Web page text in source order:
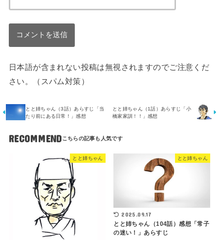
日本語が含まれない投稿は無視されますのでご注意くだ
さい。（スパム対策）
とと姉ちゃん（3話）あらすじ「当
たり前にある日常！」感想
とと姉ちゃん（1話）あらすじ「小
橋家家訓！！」感想
RECOMMEND
とと姉ちゃん とと姉ちゃん
2025.09.17
とと姉ちゃん（104話）感想「常子
の迷い！」あらすじ